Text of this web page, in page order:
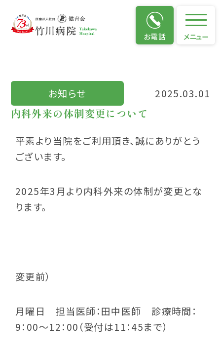
お電話 メニュー
お知らせ
お知らせ 2025.03.01
内科外来の体制変更について
平素より当院をご利用頂き、誠にありがとう
ございます。
2025年3月より内科外来の体制が変更とな
ります。
変更前）
月曜日 担当医師：田中医師 診療時間：
9：00～12：00（受付は11：45まで）